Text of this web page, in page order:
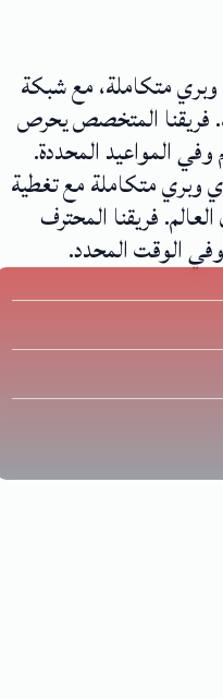
متكاملة، مع شبكة
لأكثر من 50 دولة. فريقنا المتخصص يحرص
المواعيد المحددة.
متكاملة مع تغطية
دولة حول العالم. فريقنا المحترف
الوقت المحدد.